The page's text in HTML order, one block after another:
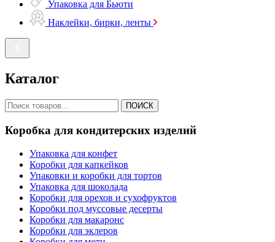
Упаковка для Бьюти
Наклейки, бирки, ленты
Каталог
ПОИСК
Коробка для кондитерских изделий
Упаковка для конфет
Коробки для капкейков
Упаковки и коробки для тортов
Упаковка для шоколада
Коробки для орехов и сухофруктов
Коробки под муссовые десерты
Коробки для макаронс
Коробки для эклеров